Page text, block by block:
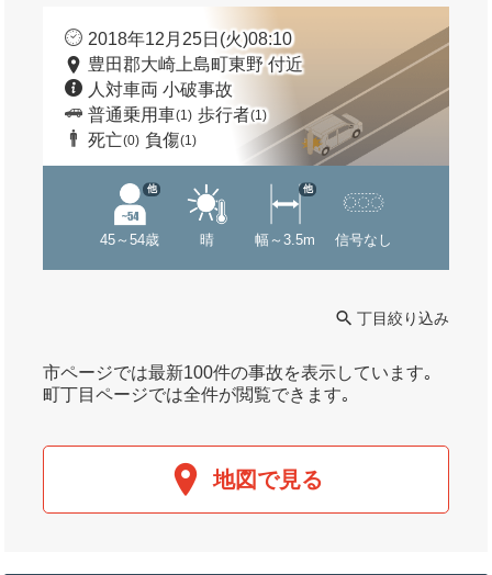
2018年12月25日(火)08:10
豊田郡大崎上島町東野 付近
人対車両 小破事故
普通乗用車(1) 歩行者(1)
死亡(0) 負傷(1)
45～54歳
他
晴 幅～3.5m
他
信号なし
丁目絞り込み
市ページでは最新100件の事故を表示しています｡
町丁目ページでは全件が閲覧できます｡
地図で見る